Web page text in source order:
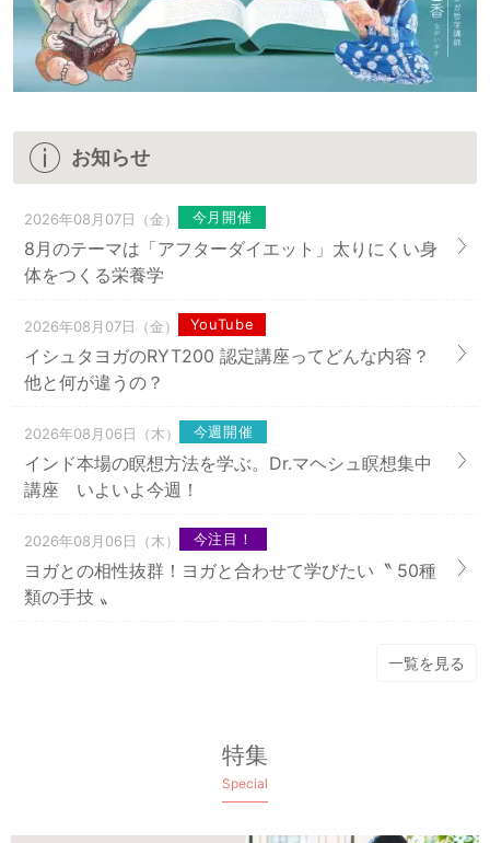
お知らせ
2026年08月07日（金） 今月開催
8月のテーマは「アフターダイエット」太りにくい身
体をつくる栄養学
2026年08月07日（金） YouTube
イシュタヨガのRYT200 認定講座ってどんな内容？
他と何が違うの？
2026年08月06日（木） 今週開催
インド本場の瞑想方法を学ぶ。Dr.マヘシュ瞑想集中
講座 いよいよ今週！
2026年08月06日（木） 今注目！
ヨガとの相性抜群！ヨガと合わせて学びたい〝 50種
類の手技 〟
一覧を見る
特集
Special